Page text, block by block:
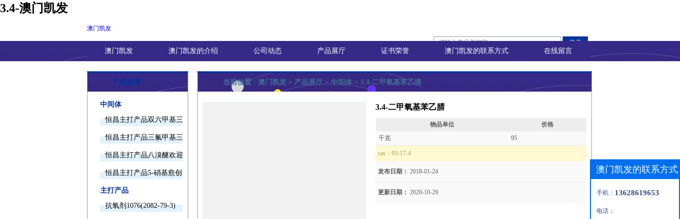
3.4-澳门凯发
澳门凯发
澳门凯发 澳门凯发的介绍 公司动态 产品展厅 证书荣誉 澳门凯发的联系方式 在线留言
产品目录
中间体
恒昌主打产品双六甲基三胺欢迎询价
恒昌主打产品三氟甲基三甲基硅烷欢迎询价
恒昌主打产品八溴醚欢迎询价
恒昌主打产品5-硝基愈创木酚钠欢迎询价
主打产品
抗氧剂1076(2082-79-3)
当前位置 : 澳门凯发 > 产品展厅 >中间体 > 3.4-二甲氧基苯乙腈
3.4-二甲氧基苯乙腈
物品单位
价格
千克
95
cas：93-17-4
发布日期： 2018-01-24
更新日期： 2020-10-29
澳门凯发的联系方式
手机： 13628619653
电话：